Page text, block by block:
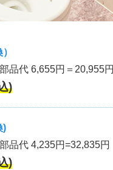
品代 6,655円＝20,955円
)
)
品代 4,235円=32,835円
)